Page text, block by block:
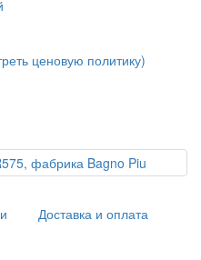
ценовую политику)
Доставка и оплата